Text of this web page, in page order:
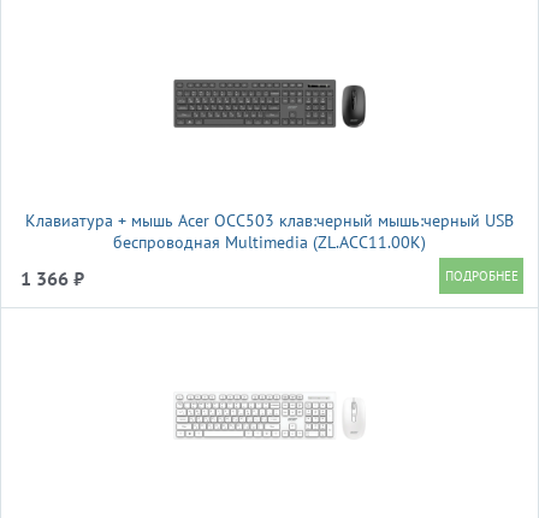
Клавиатура + мышь Acer OCC503 клав:черный мышь:черный USB
беспроводная Multimedia (ZL.ACC11.00K)
1 366 ₽